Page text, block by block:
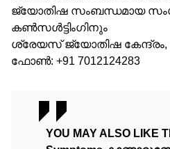
ജ്യോതിഷ സംബന്ധമായ
കൺസൾട്ടിംഗിനും
ശ്രേയസ്‌ ജ്യോതിഷ കേന്ദ്രം,
ഫോൺ: +91 7012124283
YOU MAY ALSO LIKE